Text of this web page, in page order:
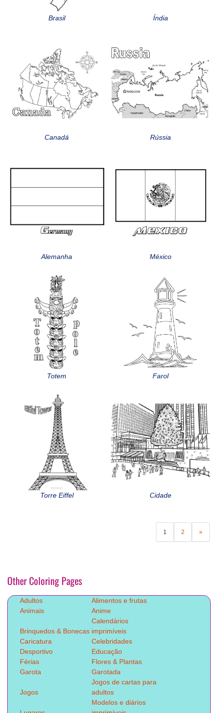
Brasil Índia
Canadá Rússia
Alemanha México
Totem Farol
Torre Eiffel Cidade
1 2 »
Other Coloring Pages
Adultos
Alimentos e frutas
Animais
Anime
Brinquedos & Bonecas
Calendários
imprimíveis
Caricatura
Celebridades
Desportivo
Educação
Férias
Flores & Plantas
Garota
Garotada
Jogos
Jogos de cartas para
adultos
Modelos e diários